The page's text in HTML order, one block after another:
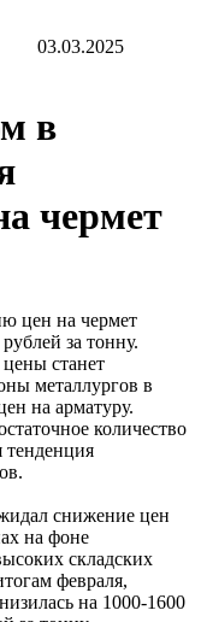
03.03.2025
в
чермет
цен на чермет
за тонну.
станет
металлургов в
на арматуру.
количество
тенденция
снижение цен
на фоне
складских
февраля,
на 1000-1600